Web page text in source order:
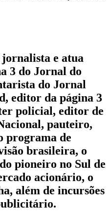
e atua
3 do Jornal do
do Jornal
editor da página 3
policial, editor de
pauteiro,
programa de
brasileira, o
pioneiro no Sul de
acionário, o
além de incursões